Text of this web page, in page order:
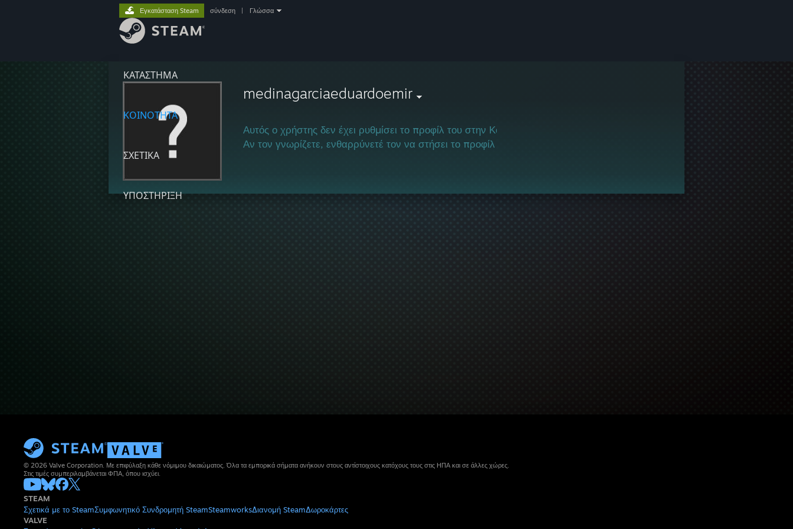
ΚΑΤΑΣΤΗΜΑ
ΚΟΙΝΟΤΗΤΑ
ΣΧΕΤΙΚΆ
ΥΠΟΣΤΗΡΙΞΗ
Εγκατάσταση Steam σύνδεση Γλώσσα
medinagarciaeduardoemir
Αυτός ο χρήστης δεν έχει ρυθμίσει το προφίλ του στην Κοινότητα του Steam.
Αν τον γνωρίζετε, ενθαρρύνετέ τον να στήσει το προφίλ του και να συμμετάσχει στο παιχνίδι!
© 2026 Valve Corporation. Με επιφύλαξη κάθε νόμιμου δικαιώματος. Όλα τα εμπορικά σήματα ανήκουν στους αντίστοιχους κατόχους τους στις ΗΠΑ και σε άλλες χώρες.
Στις τιμές συμπεριλαμβάνεται ΦΠΑ, όπου ισχύει.
STEAM
Σχετικά με το SteamΣυμφωνητικό Συνδρομητή SteamSteamworksΔιανομή SteamΔωροκάρτες
VALVE